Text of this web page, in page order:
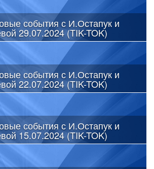
события с И.Остапук и
29.07.2024 (TIK-TOK)
события с И.Остапук и
22.07.2024 (TIK-TOK)
события с И.Остапук и
15.07.2024 (TIK-TOK)